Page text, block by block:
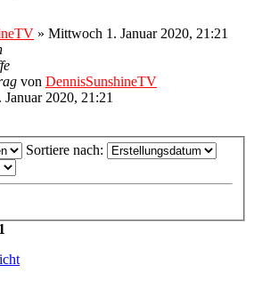
» Mittwoch 1. Januar 2020, 21:21
von DennisSunshineTV
2020, 21:21
Sortiere nach:
1